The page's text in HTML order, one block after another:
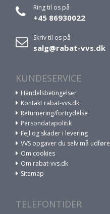
Ring til os på
+45 86930022
Skriv til os på
salg@rabat-vvs.dk
KUNDESERVICE
Handelsbetingelser
Kontakt rabat-vvs.dk
Returnering/fortrydelse
Persondatapolitik
Fejl og skader i levering
VVS opgaver du selv må udføre
Om cookies
Om rabat-vvs.dk
Sitemap
TELEFONTIDER